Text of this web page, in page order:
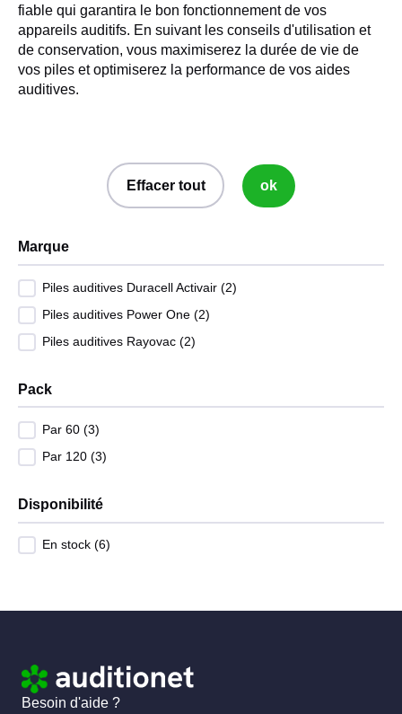
fiable qui garantira le bon fonctionnement de vos
appareils auditifs. En suivant les conseils d'utilisation et
de conservation, vous maximiserez la durée de vie de
vos piles et optimiserez la performance de vos aides
auditives.
Effacer tout ok
Marque
Piles auditives Duracell Activair (2)
Piles auditives Power One (2)
Piles auditives Rayovac (2)
Pack
Par 60 (3)
Par 120 (3)
Disponibilité
En stock (6)
Besoin d'aide ?